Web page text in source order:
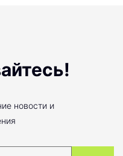
новости и